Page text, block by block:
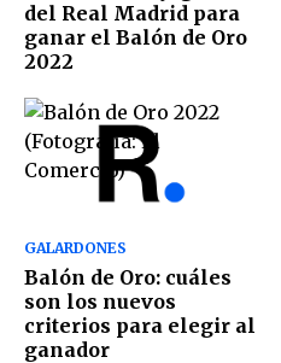
del Real Madrid para
ganar el Balón de Oro
2022
GALARDONES
Balón de Oro: cuáles
son los nuevos
criterios para elegir al
ganador